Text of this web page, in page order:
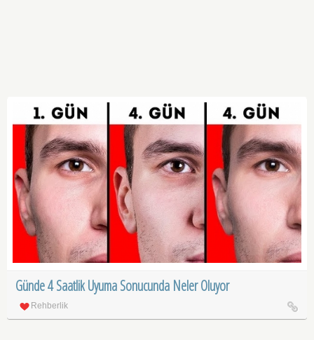
Günde 4 Saatlik Uyuma Sonucunda Neler Oluyor
Rehberlik